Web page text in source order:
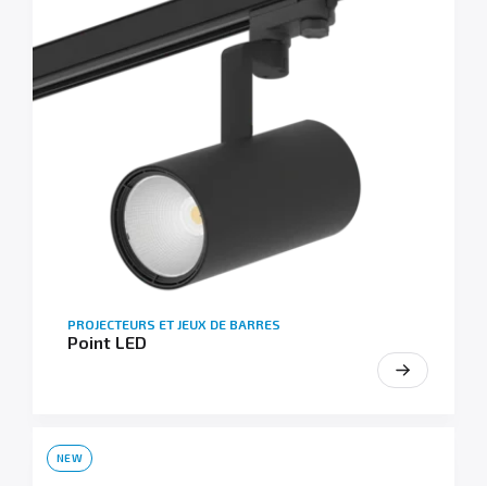
PROJECTEURS ET JEUX DE BARRES
Point LED
NEW